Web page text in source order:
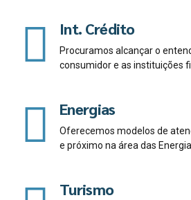
Int. Crédito
Procuramos alcançar o
consumidor e as instituições
Energias
Oferecemos modelos de
e próximo na área das
Turismo